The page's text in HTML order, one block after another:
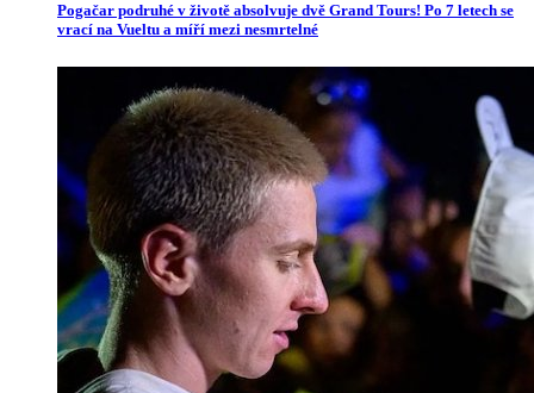
Pogačar podruhé v životě absolvuje dvě Grand Tours! Po 7 letech se
vrací na Vueltu a míří mezi nesmrtelné